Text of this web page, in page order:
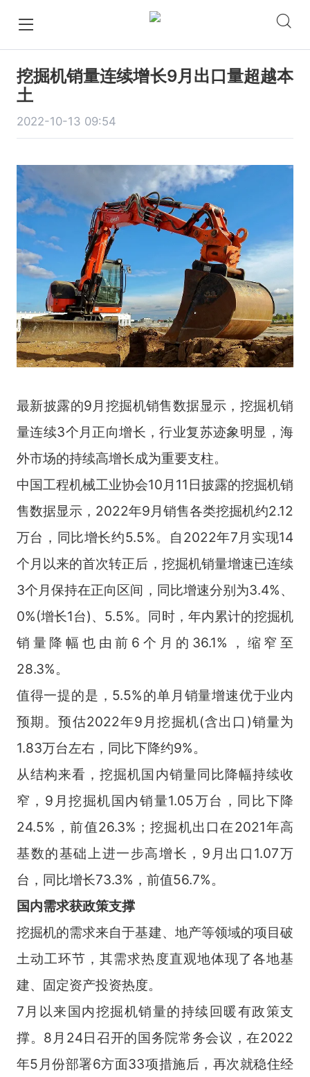
挖掘机销量连续增长9月出口量超越本
土
2022-10-13 09:54
最新披露的9月挖掘机销售数据显示，挖掘机销
量连续3个月正向增长，行业复苏迹象明显，海
外市场的持续高增长成为重要支柱。
中国工程机械工业协会10月11日披露的挖掘机销
售数据显示，2022年9月销售各类挖掘机约2.12
万台，同比增长约5.5%。自2022年7月实现14
个月以来的首次转正后，挖掘机销量增速已连续
3个月保持在正向区间，同比增速分别为3.4%、
0%(增长1台)、5.5%。同时，年内累计的挖掘机
销量降幅也由前6个月的36.1%，缩窄至
28.3%。
值得一提的是，5.5%的单月销量增速优于业内
预期。预估2022年9月挖掘机(含出口)销量为
1.83万台左右，同比下降约9%。
从结构来看，挖掘机国内销量同比降幅持续收
窄，9月挖掘机国内销量1.05万台，同比下降
24.5%，前值26.3%；挖掘机出口在2021年高
基数的基础上进一步高增长，9月出口1.07万
台，同比增长73.3%，前值56.7%。
国内需求获政策支撑
挖掘机的需求来自于基建、地产等领域的项目破
土动工环节，其需求热度直观地体现了各地基
建、固定资产投资热度。
7月以来国内挖掘机销量的持续回暖有政策支
撑。8月24日召开的国务院常务会议，在2022
年5月份部署6方面33项措施后，再次就稳住经